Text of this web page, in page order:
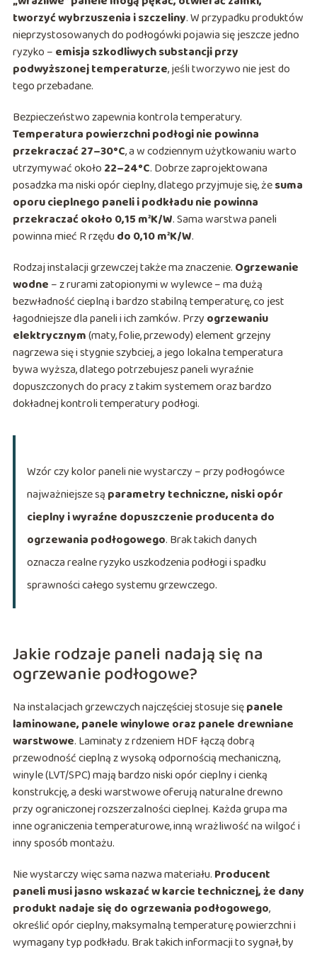
tworzyć wybrzuszenia i szczeliny. W przypadku produktów
nieprzystosowanych do podłogówki pojawia się jeszcze jedno
ryzyko – emisja szkodliwych substancji przy
podwyższonej temperaturze, jeśli tworzywo nie jest do
tego przebadane.
Bezpieczeństwo zapewnia kontrola temperatury.
Temperatura powierzchni podłogi nie powinna
przekraczać 27–30°C, a w codziennym użytkowaniu warto
utrzymywać około 22–24°C. Dobrze zaprojektowana
posadzka ma niski opór cieplny, dlatego przyjmuje się, żesuma
oporu cieplnego paneli i podkładu nie powinna
przekraczać około 0,15 m²K/W. Sama warstwa paneli
powinna mieć R rzędudo 0,10 m²K/W.
Rodzaj instalacji grzewczej także ma znaczenie. Ogrzewanie
wodne – z rurami zatopionymi w wylewce – ma dużą
bezwładność cieplną i bardzo stabilną temperaturę, co jest
łagodniejsze dla paneli i ich zamków. Przy ogrzewaniu
elektrycznym(maty, folie, przewody) element grzejny
nagrzewa się i stygnie szybciej, a jego lokalna temperatura
bywa wyższa, dlatego potrzebujesz paneli wyraźnie
dopuszczonych do pracy z takim systemem oraz bardzo
dokładnej kontroli temperatury podłogi.
Wzór czy kolor paneli nie wystarczy – przy podłogówce
najważniejsze są parametry techniczne, niski opór
cieplny i wyraźne dopuszczenie producenta do
ogrzewania podłogowego. Brak takich danych
oznacza realne ryzyko uszkodzenia podłogi i spadku
sprawności całego systemu grzewczego.
Jakie rodzaje paneli nadają się na
ogrzewanie podłogowe?
Na instalacjach grzewczych najczęściej stosuje siępanele
laminowane, panele winylowe oraz panele drewniane
warstwowe. Laminaty z rdzeniem HDF łączą dobrą
przewodność cieplną z wysoką odpornością mechaniczną,
winyle (LVT/SPC) mają bardzo niski opór cieplny i cienką
konstrukcję, a deski warstwowe oferują naturalne drewno
przy ograniczonej rozszerzalności cieplnej. Każda grupa ma
inne ograniczenia temperaturowe, inną wrażliwość na wilgoć i
inny sposób montażu.
Nie wystarczy więc sama nazwa materiału. Producent
paneli musi jasno wskazać w karcie technicznej, że dany
produkt nadaje się do ogrzewania podłogowego,
określić opór cieplny, maksymalną temperaturę powierzchni i
wymagany typ podkładu. Brak takich informacji to sygnał, by